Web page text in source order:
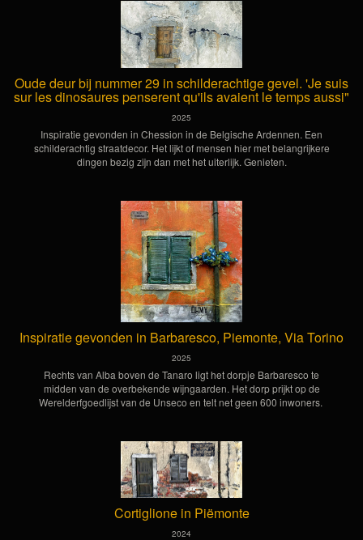
Oude deur bij nummer 29 in schilderachtige gevel. 'Je suis
sur les dinosaures penserent qu'ils avaient le temps aussi"
2025
Inspiratie gevonden in Chession in de Belgische Ardennen. Een
schilderachtig straatdecor. Het lijkt of mensen hier met belangrijkere
dingen bezig zijn dan met het uiterlijk. Genieten.
Inspiratie gevonden in Barbaresco, Piemonte, Via Torino
2025
Rechts van Alba boven de Tanaro ligt het dorpje Barbaresco te
midden van de overbekende wijngaarden. Het dorp prijkt op de
Werelderfgoedlijst van de Unseco en telt net geen 600 inwoners.
Cortiglione in Piëmonte
2024